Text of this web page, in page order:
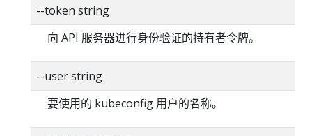
--token string
向 API 服务器进行身份验证的持有者令牌。
--user string
要使用的 kubeconfig 用户的名称。